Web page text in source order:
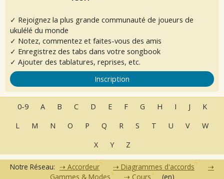
✓ Rejoignez la plus grande communauté de joueurs de
ukulélé du monde
✓ Notez, commentez et faites-vous des amis
✓ Enregistrez des tabs dans votre songbook
✓ Ajouter des tablatures, reprises, etc.
Inscription
0-9 A B C D E F G H I J
K
L
M N O P Q R S T U V
W
X
Y Z
Notre Réseau: Accordeur
Diagrammes d'accords
Gammes & Modes
Cours (en)